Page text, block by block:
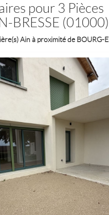
pour 3 Pièces
BRESSE (01000)
Ain à proximité de BOURG-
PAUL-DE-VARAX
4 PIÈCES
258 000 €